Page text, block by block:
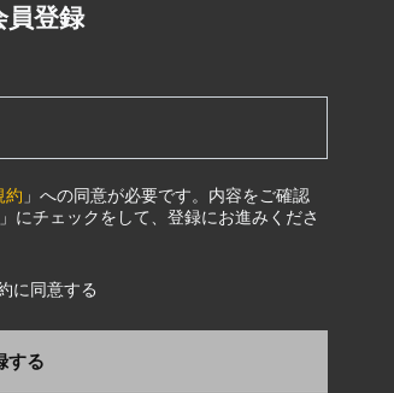
員登録
約 」への同意が必要です。内容をご確認
にチェックをして、登録にお進みくださ
に同意する
する